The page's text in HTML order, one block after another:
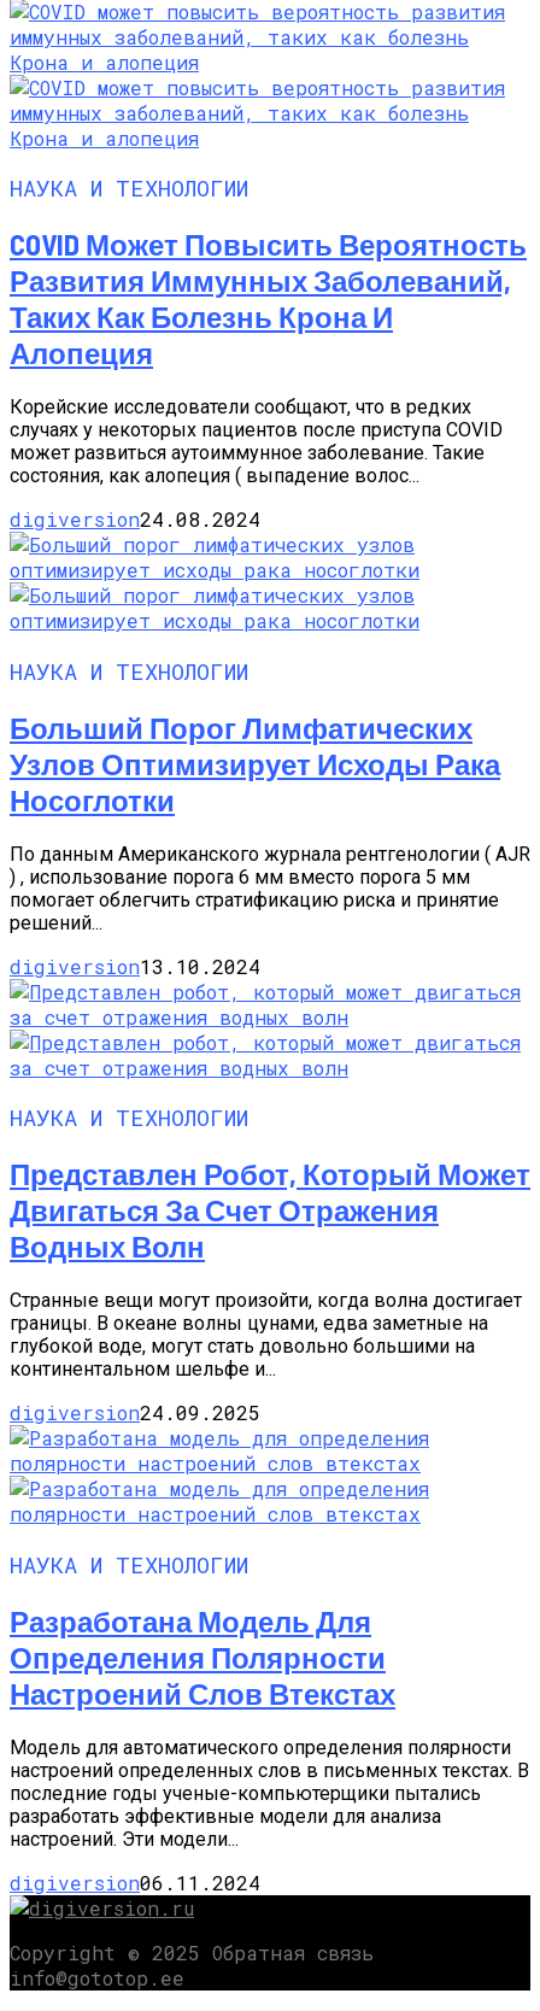
НАУКА И ТЕХНОЛОГИИ
COVID Может Повысить Вероятность
Развития Иммунных Заболеваний,
Таких Как Болезнь Крона И
Алопеция
Корейские исследователи сообщают, что в редких
случаях у некоторых пациентов после приступа COVID
может развиться аутоиммунное заболевание. Такие
состояния, как алопеция ( выпадение волос...
digiversion24.08.2024
НАУКА И ТЕХНОЛОГИИ
Больший Порог Лимфатических
Узлов Оптимизирует Исходы Рака
Носоглотки
По данным Американского журнала рентгенологии ( AJR
) , использование порога 6 мм вместо порога 5 мм
помогает облегчить стратификацию риска и принятие
решений...
digiversion13.10.2024
НАУКА И ТЕХНОЛОГИИ
Представлен Робот, Который Может
Двигаться За Счет Отражения
Водных Волн
Странные вещи могут произойти, когда волна достигает
границы. В океане волны цунами, едва заметные на
глубокой воде, могут стать довольно большими на
континентальном шельфе и...
digiversion24.09.2025
НАУКА И ТЕХНОЛОГИИ
Разработана Модель Для
Определения Полярности
Настроений Слов Втекстах
Модель для автоматического определения полярности
настроений определенных слов в письменных текстах. В
последние годы ученые-компьютерщики пытались
разработать эффективные модели для анализа
настроений. Эти модели...
digiversion06.11.2024
Copyright © 2025 Обратная связь
info@gototop.ee